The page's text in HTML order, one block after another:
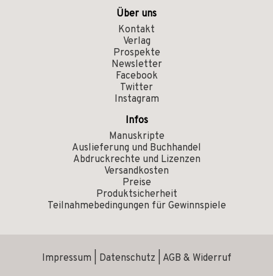
Über uns
Kontakt
Verlag
Prospekte
Newsletter
Facebook
Twitter
Instagram
Infos
Manuskripte
Auslieferung und Buchhandel
Abdruckrechte und Lizenzen
Versandkosten
Preise
Produktsicherheit
Teilnahmebedingungen für Gewinnspiele
Impressum Datenschutz AGB & Widerruf